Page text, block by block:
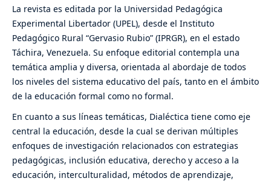
La revista es editada por la Universidad Pedagógica
Experimental Libertador (UPEL), desde el Instituto
Pedagógico Rural “Gervasio Rubio” (IPRGR), en el estado
Táchira, Venezuela. Su enfoque editorial contempla una
temática amplia y diversa, orientada al abordaje de todos
los niveles del sistema educativo del país, tanto en el ámbito
de la educación formal como no formal.
En cuanto a sus líneas temáticas, Dialéctica tiene como eje
central la educación, desde la cual se derivan múltiples
enfoques de investigación relacionados con estrategias
pedagógicas, inclusión educativa, derecho y acceso a la
educación, interculturalidad, métodos de aprendizaje,